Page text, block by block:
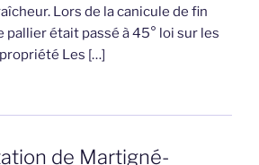
Lors de la canicule de fin
pallier était passé à 45° loi sur les
Les […]
de Martigné-